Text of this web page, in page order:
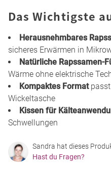
Das Wichtigste
Herausnehmbares
sicheres Erwärmen in
Natürliche Rapssamen-
Wärme ohne elektrische
Kompaktes Formatpasst
Wickeltasche
Kissen für
Schwellungen
Sandra hat dieses
Hast du Fragen?